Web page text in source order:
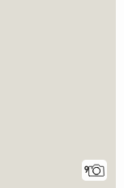
9